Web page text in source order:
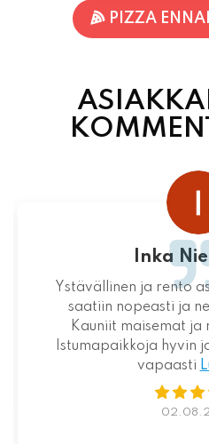
PIZZA
Inka
Ystävällinen ja rento
saatiin nopeasti ja
Kauniit maisemat ja
Istumapaikkoja hyvin
vapaasti